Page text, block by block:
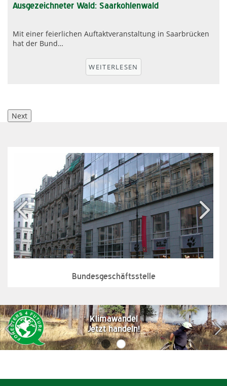
Ausgezeichneter Wald: Saarkohlenwald
Mit einer feierlichen Auftaktveranstaltung in Saarbrücken
hat der Bund…
WEITERLESEN
Next
Bundesgeschäftsstelle
Klimawandel
Jetzt handeln!